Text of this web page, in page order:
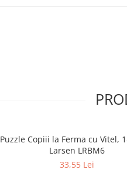
Puzzle Copiii la Ferma cu Vitel,
Larsen LRBM6
33,55 Lei